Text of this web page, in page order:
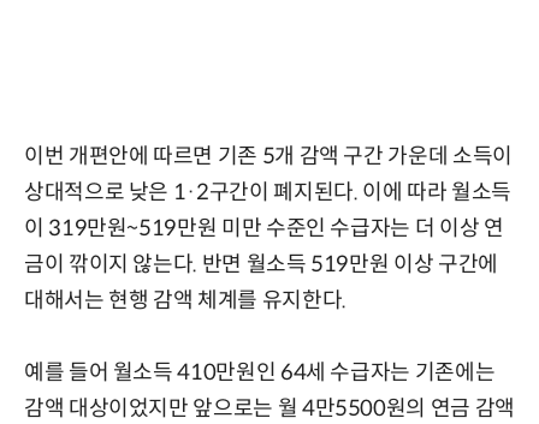
이번 개편안에 따르면 기존 5개 감액 구간 가운데 소득이
상대적으로 낮은 1·2구간이 폐지된다. 이에 따라 월소득
이 319만원~519만원 미만 수준인 수급자는 더 이상 연
금이 깎이지 않는다. 반면 월소득 519만원 이상 구간에
대해서는 현행 감액 체계를 유지한다.
예를 들어 월소득 410만원인 64세 수급자는 기존에는
감액 대상이었지만 앞으로는 월 4만5500원의 연금 감액